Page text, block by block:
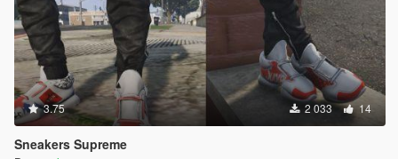
3.75 2 033 14
Sneakers Supreme